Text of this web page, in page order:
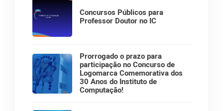
Concursos Públicos para
Professor Doutor no IC
Prorrogado o prazo para
participação no Concurso de
Logomarca Comemorativa dos
30 Anos do Instituto de
Computação!